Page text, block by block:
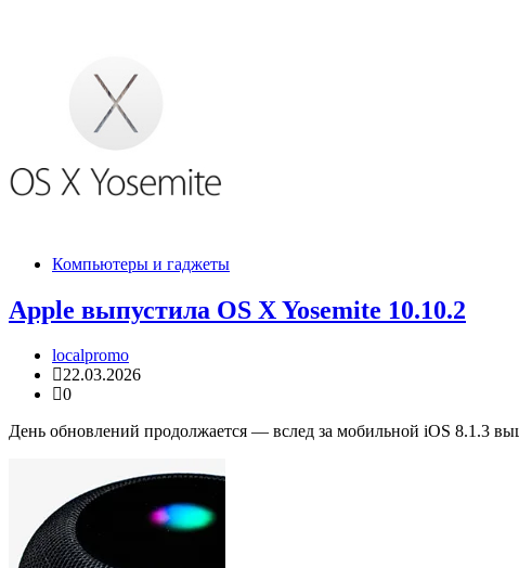
Компьютеры и гаджеты
Apple выпустила OS X Yosemite 10.10.2
localpromo
22.03.2026
0
День обновлений продолжается — вслед за мобильной iOS 8.1.3